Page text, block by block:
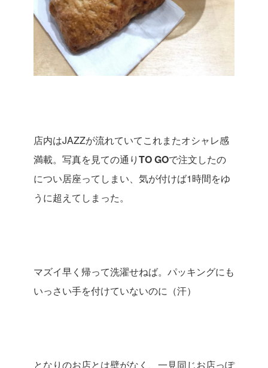
店内はJAZZが流れていてこれまたオシャレ感
満載。写真を見ての通りTO GOで注文したの
につい居座ってしまい、気が付けば1時間をゆ
うに超えてしまった。
マズイ早く帰って洗濯せねば。パッキングにも
いっさい手を付けていないのに（汗）
となりのお店とは壁がなく、一見同じお店っぽ